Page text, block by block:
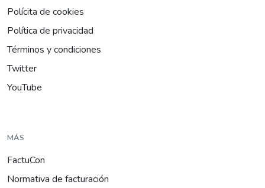
Polícita de cookies
Política de privacidad
Términos y condiciones
Twitter
YouTube
MÁS
FactuCon
Normativa de facturación